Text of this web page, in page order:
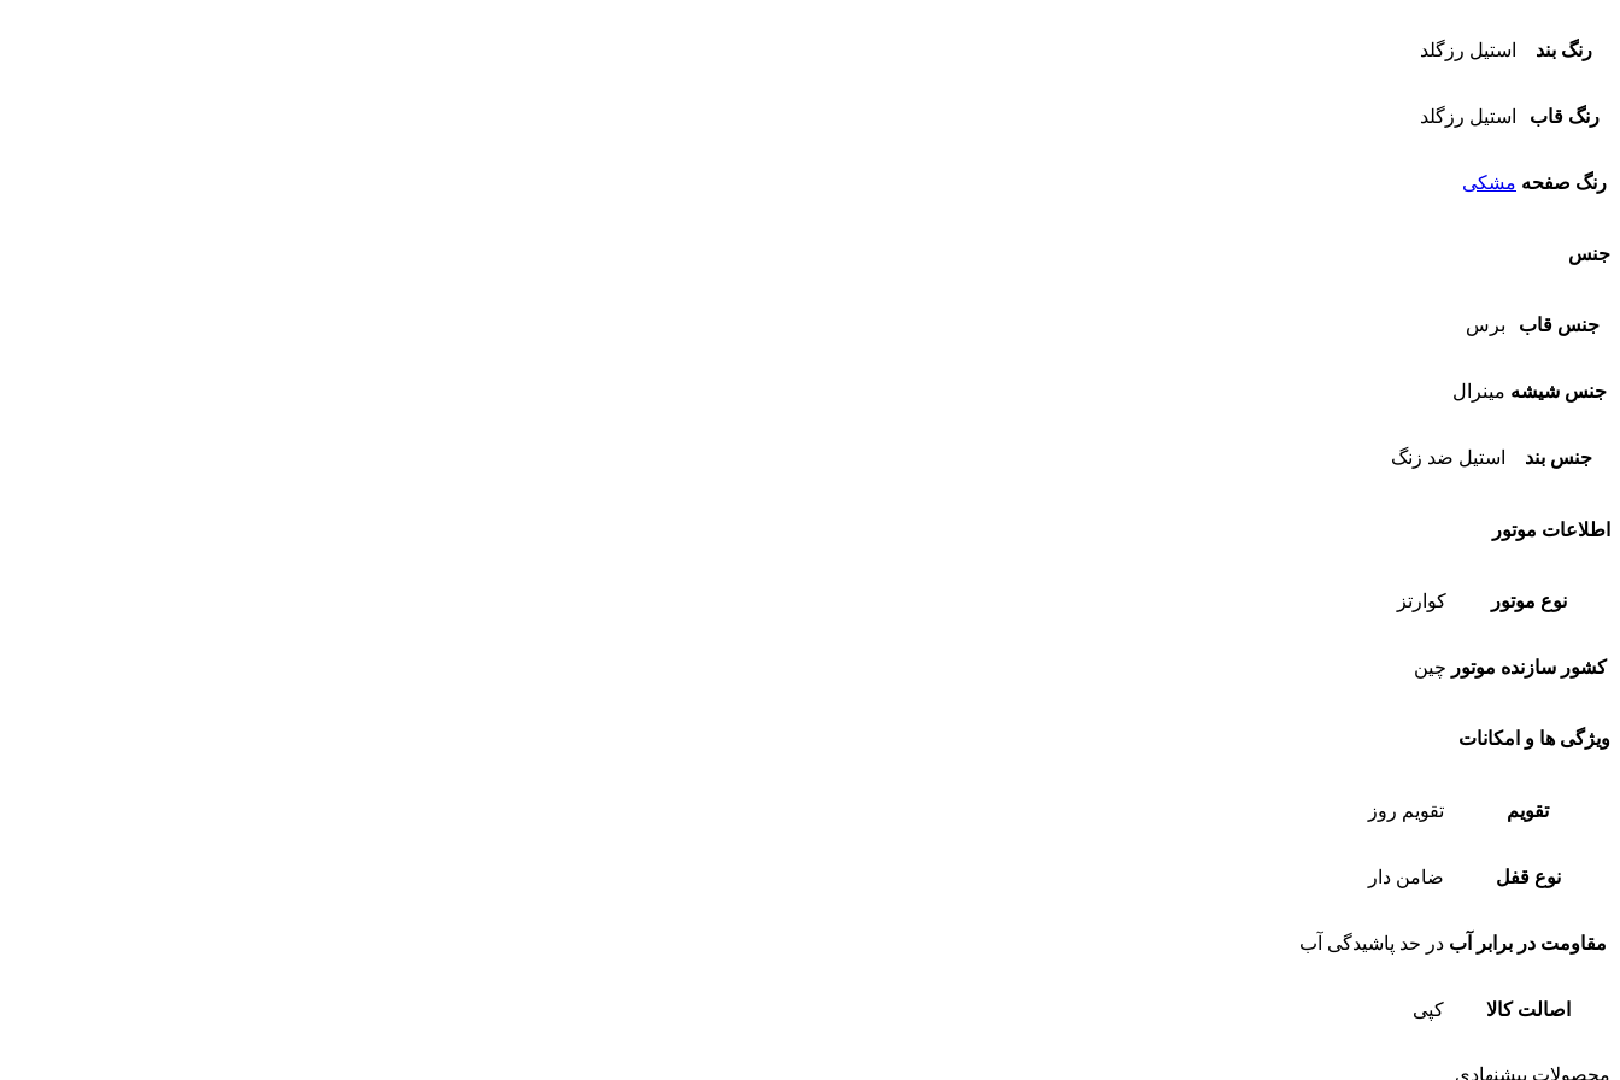
رنگ بند استیل رزگلد
رنگ قاب استیل رزگلد
رنگ صفحه مشکی
جنس
جنس قاب برس
جنس شیشه مینرال
جنس بند استیل ضد زنگ
اطلاعات موتور
نوع موتور کوارتز
کشور سازنده موتور چین
ویژگی ها و امکانات
تقویم تقویم روز
نوع قفل ضامن دار
مقاومت در برابر آب در حد پاشیدگی آب
اصالت کالا کپی
محصولات پیشنهادی